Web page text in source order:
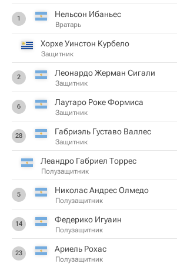
1 Нельсон Ибаньес
Вратарь
Хорхе Уинстон Курбело
Защитник
2 Леонардо Жерман Сигали
Защитник
6 Лаутаро Роке Формиса
Защитник
28 Габриэль Густаво Валлес
Защитник
Леандро Габриел Торрес
Полузащитник
5 Николас Андрес Олмедо
Полузащитник
14 Федерико Игуаин
Полузащитник
23 Ариель Рохас
Полузащитник